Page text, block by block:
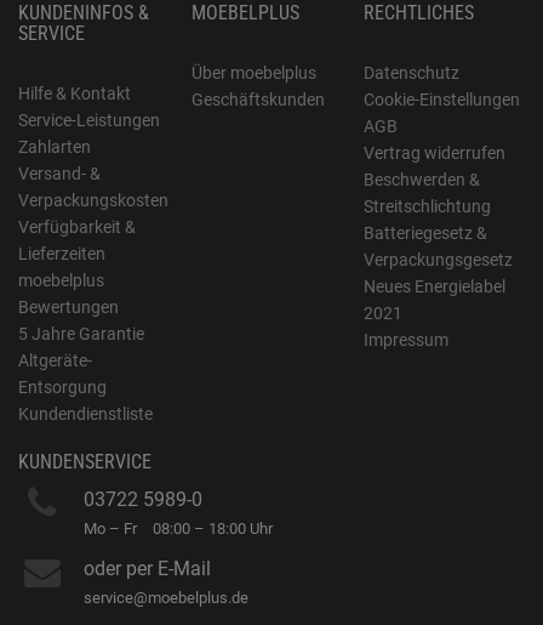
KUNDENINFOS &
SERVICE
Hilfe & Kontakt
Service-Leistungen
Zahlarten
Versand- &
Verpackungskosten
Verfügbarkeit &
Lieferzeiten
moebelplus
Bewertungen
5 Jahre Garantie
Altgeräte-
Entsorgung
Kundendienstliste
MOEBELPLUS
Über moebelplus
Geschäftskunden
RECHTLICHES
Datenschutz
Cookie-Einstellungen
AGB
Vertrag widerrufen
Beschwerden &
Streitschlichtung
Batteriegesetz &
Verpackungsgesetz
Neues Energielabel
2021
Impressum
KUNDENSERVICE
03722 5989-0
Mo – Fr 08:00 – 18:00 Uhr
oder per E-Mail
service@moebelplus.de